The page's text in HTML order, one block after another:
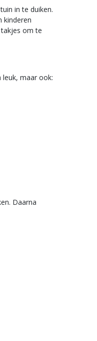
in te duiken.
kinderen
om te
leuk, maar ook:
Daarna